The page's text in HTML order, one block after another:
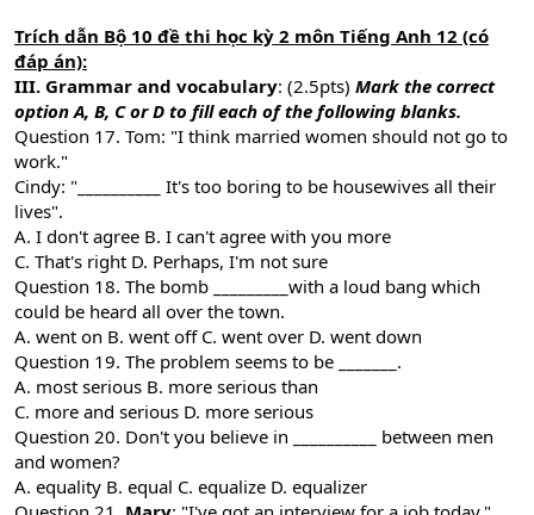
Trích dẫn Bộ 10 đề thi học kỳ 2 môn Tiếng Anh 12 (có
đáp án):
III. Grammar and vocabulary: (2.5pts) Mark the correct
option A, B, C or D to fill each of the following blanks.
Question 17. Tom: "I think married women should not go to
work."
Cindy: "__________ It's too boring to be housewives all their
lives".
A. I don't agree B. I can't agree with you more
C. That's right D. Perhaps, I'm not sure
Question 18. The bomb _________with a loud bang which
could be heard all over the town.
A. went on B. went off C. went over D. went down
Question 19. The problem seems to be _______.
A. most serious B. more serious than
C. more and serious D. more serious
Question 20. Don't you believe in __________ between men
and women?
A. equality B. equal C. equalize D. equalizer